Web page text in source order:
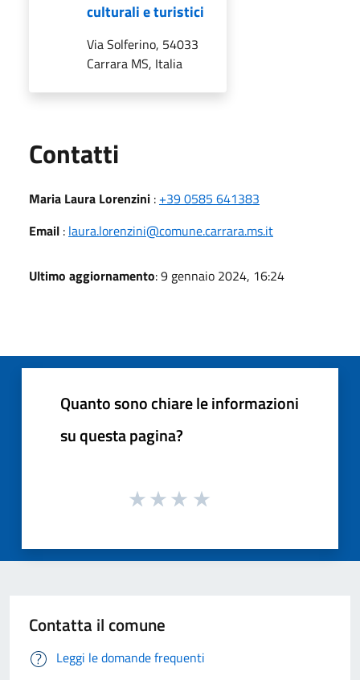
culturali e turistici
Via Solferino, 54033
Carrara MS, Italia
Contatti
Maria Laura Lorenzini : +39 0585 641383
Email : laura.lorenzini@comune.carrara.ms.it
Ultimo aggiornamento: 9 gennaio 2024, 16:24
Quanto sono chiare le informazioni
su questa pagina?
Contatta il comune
Leggi le domande frequenti